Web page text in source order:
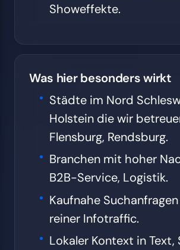
Showeffekte.
Was hier besonders wirkt
Städte im Nord
Holstein die wir
Flensburg, Rendsburg.
Branchen mit hoher
B2B-Service, Logistik.
Kaufnahe
reiner Infotraffic.
Lokaler Kontext in Text,